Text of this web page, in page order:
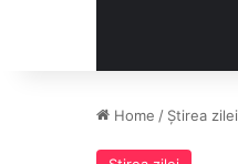
Home / Ştirea zilei